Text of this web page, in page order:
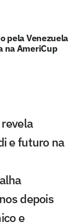
pela Venezuela
na AmeriCup
e futuro na
depois
e